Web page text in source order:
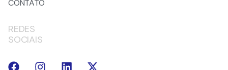
CONTATO
REDES
SOCIAIS